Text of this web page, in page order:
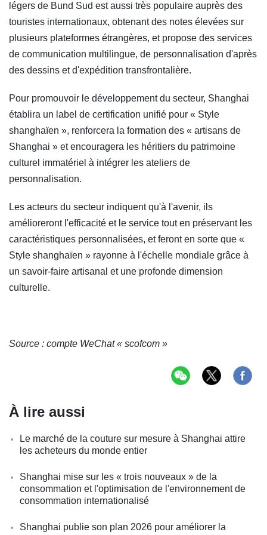
légers de Bund Sud est aussi très populaire auprès des
touristes internationaux, obtenant des notes élevées sur
plusieurs plateformes étrangères, et propose des services
de communication multilingue, de personnalisation d'après
des dessins et d'expédition transfrontalière.
Pour promouvoir le développement du secteur, Shanghai
établira un label de certification unifié pour « Style
shanghaïen », renforcera la formation des « artisans de
Shanghai » et encouragera les héritiers du patrimoine
culturel immatériel à intégrer les ateliers de
personnalisation.
Les acteurs du secteur indiquent qu'à l'avenir, ils
amélioreront l'efficacité et le service tout en préservant les
caractéristiques personnalisées, et feront en sorte que «
Style shanghaïen » rayonne à l'échelle mondiale grâce à
un savoir-faire artisanal et une profonde dimension
culturelle.
Source : compte WeChat « scofcom »
À lire aussi
Le marché de la couture sur mesure à Shanghai attire
les acheteurs du monde entier
Shanghai mise sur les « trois nouveaux » de la
consommation et l'optimisation de l'environnement de
consommation internationalisé
Shanghai publie son plan 2026 pour améliorer la